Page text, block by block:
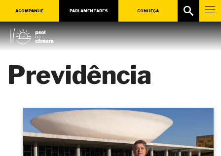
ACOMPANHE PARLAMENTARES CONHEÇA
Previdência